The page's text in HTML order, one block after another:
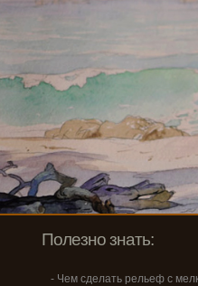
Полезно знать:
- Чем сделать рельеф с